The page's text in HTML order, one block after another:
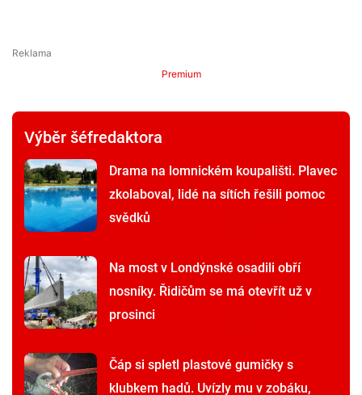
Premium
Výběr šéfredaktora
Drama na lomnickém koupališti. Plavec
zkolaboval, lidé na sítích řešili pomoc
svědků
Na most v Londýnské osadili obří
nosníky. Řidičům se má otevřít už v
prosinci
Čáp si spletl plastové gumičky s
klubkem hadů. Uvízly mu v zobáku,